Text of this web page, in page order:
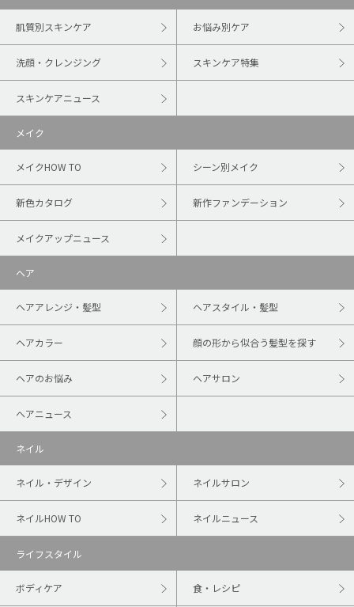
肌質別スキンケア お悩み別ケア
洗顔・クレンジング スキンケア特集
スキンケアニュース
メイク
メイクHOW TO シーン別メイク
新色カタログ 新作ファンデーション
メイクアップニュース
ヘア
ヘアアレンジ・髪型 ヘアスタイル・髪型
ヘアカラー 顔の形から似合う髪型を探す
ヘアのお悩み ヘアサロン
ヘアニュース
ネイル
ネイル・デザイン ネイルサロン
ネイルHOW TO ネイルニュース
ライフスタイル
ボディケア 食・レシピ